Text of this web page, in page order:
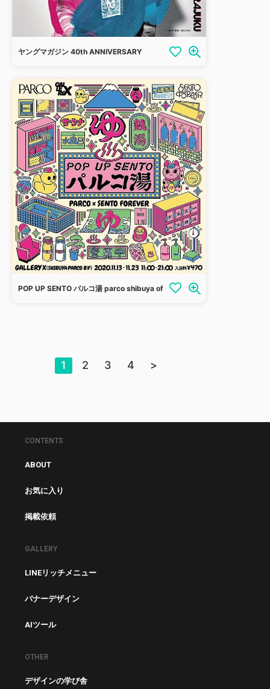
ヤングマガジン 40th ANNIVERSARY
POP UP SENTO パルコ湯 parco shibuya official
1 2 3 4 >
CONTENTS
ABOUT
お気に入り
掲載依頼
GALLERY
LINEリッチメニュー
バナーデザイン
AIツール
OTHER
デザインの学び舎